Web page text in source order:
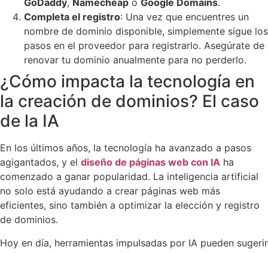
GoDaddy, Namecheap o Google Domains.
Completa el registro: Una vez que encuentres un
nombre de dominio disponible, simplemente sigue los
pasos en el proveedor para registrarlo. Asegúrate de
renovar tu dominio anualmente para no perderlo.
¿Cómo impacta la tecnología en
la creación de dominios? El caso
de la IA
En los últimos años, la tecnología ha avanzado a pasos
agigantados, y el diseño de páginas web con IA ha
comenzado a ganar popularidad. La inteligencia artificial
no solo está ayudando a crear páginas web más
eficientes, sino también a optimizar la elección y registro
de dominios.
Hoy en día, herramientas impulsadas por IA pueden sugerir